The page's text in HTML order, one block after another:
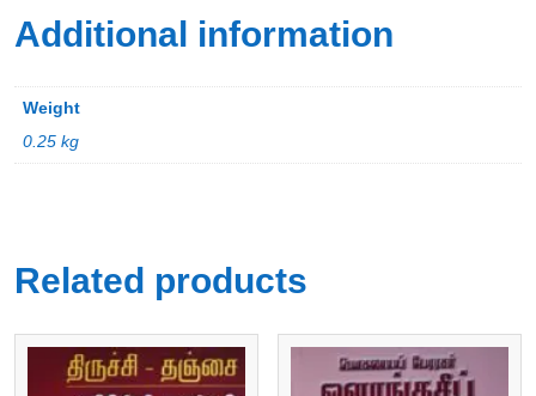
Additional information
Weight
0.25 kg
Related products